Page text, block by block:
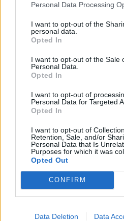
Personal Data Processing
I want to opt-out of the
personal data.
Opted In
I want to opt-out of the Sale
Personal Data.
Opted In
I want to opt-out of
Personal Data for Targeted
Opted In
I want to opt-out of
Retention, Sale, and/or
Personal Data that Is
Purposes for which it was
Opted Out
CONFIRM
Data Deletion Data
ALTO MILANESE
Primo bilancio di
il gruppo AMGA:
crescita e